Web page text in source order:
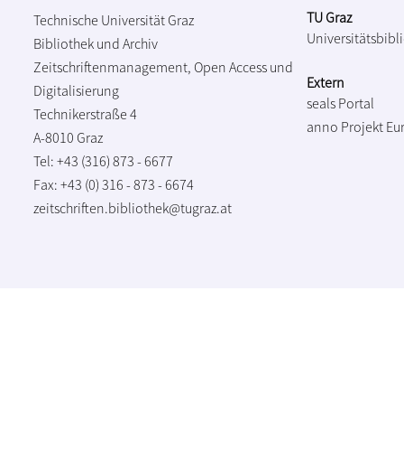
Technische Universität Graz
Bibliothek und Archiv
Zeitschriftenmanagement, Open Access und
Digitalisierung
Technikerstraße 4
A-8010 Graz
Tel: +43 (316) 873 - 6677
Fax: +43 (0) 316 - 873 - 6674
zeitschriften.bibliothek@tugraz.at
TU Graz
Extern
seals Portal
anno Projekt